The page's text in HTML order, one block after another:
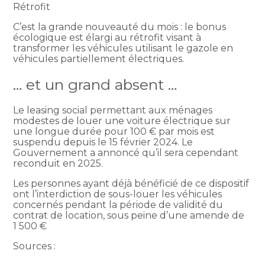
Rétrofit
C’est la grande nouveauté du mois : le bonus
écologique est élargi au rétrofit visant à
transformer les véhicules utilisant le gazole en
véhicules partiellement électriques.
… et un grand absent …
Le leasing social permettant aux ménages
modestes de louer une voiture électrique sur
une longue durée pour 100 € par mois est
suspendu depuis le 15 février 2024. Le
Gouvernement a annoncé qu’il sera cependant
reconduit en 2025.
Les personnes ayant déjà bénéficié de ce dispositif
ont l’interdiction de sous-louer les véhicules
concernés pendant la période de validité du
contrat de location, sous peine d’une amende de
1 500 €
Sources :